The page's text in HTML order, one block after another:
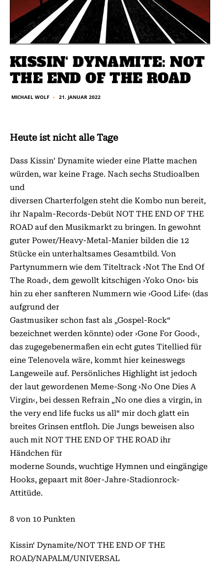
KISSIN‘ DYNAMITE: NOT
THE END OF THE ROAD
MICHAEL WOLF ■ 21. JANUAR 2022
Heute ist nicht alle Tage
Dass Kissin’ Dynamite wieder eine Platte machen
würden, war keine Frage. Nach sechs Studioalben
und
diversen Charterfolgen steht die Kombo nun bereit,
ihr Napalm-Records-Debüt NOT THE END OF THE
ROAD auf den Musikmarkt zu bringen. In gewohnt
guter Power/Heavy-Metal-Manier bilden die 12
Stücke ein unterhaltsames Gesamtbild. Von
Partynummern wie dem Titeltrack ›Not The End Of
The Road‹, dem gewollt kitschigen ›Yoko Ono‹ bis
hin zu eher sanfteren Nummern wie ›Good Life‹ (das
aufgrund der
Gastmusiker schon fast als „Gospel-Rock“
bezeichnet werden könnte) oder ›Gone For Good‹,
das zugegebenermaßen ein echt gutes Titellied für
eine Telenovela wäre, kommt hier keineswegs
Langeweile auf. Persönliches Highlight ist jedoch
der laut gewordenen Meme-Song ›No One Dies A
Virgin‹, bei dessen Refrain „No one dies a virgin, in
the very end life fucks us all“ mir doch glatt ein
breites Grinsen entfloh. Die Jungs beweisen also
auch mit NOT THE END OF THE ROAD ihr
Händchen für
moderne Sounds, wuchtige Hymnen und eingängige
Hooks, gepaart mit 80er-Jahre-Stadionrock-
Attitüde.
8 von 10 Punkten
Kissin‘ Dynamite/NOT THE END OF THE
ROAD/NAPALM/UNIVERSAL